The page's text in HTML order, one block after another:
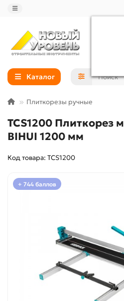
Каталог
Плиткорезы ручные
TCS1200 Плиткорез
BIHUI 1200 мм
Код товара: TCS1200
+ 744 баллов